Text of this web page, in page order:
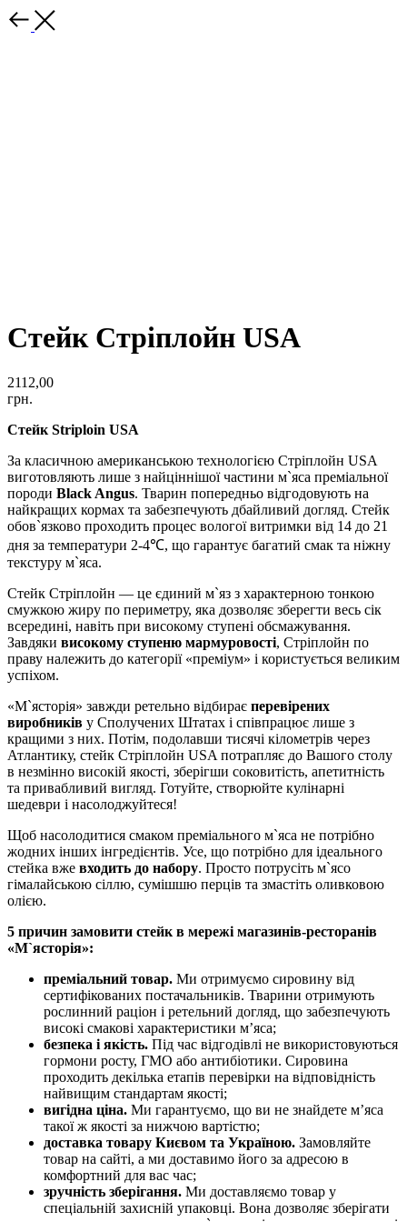
Стейк Стріплойн USA
2112,00
грн.
Стейк Striploin USA
За класичною американською технологією Стріплойн USA
виготовляють лише з найціннішої частини м`яса преміальної
породи Black Angus. Тварин попередньо відгодовують на
найкращих кормах та забезпечують дбайливий догляд. Стейк
обов`язково проходить процес вологої витримки від 14 до 21
дня за температури 2-4℃, що гарантує багатий смак та ніжну
текстуру м`яса.
Стейк Стріплойн — це єдиний м`яз з характерною тонкою
смужкою жиру по периметру, яка дозволяє зберегти весь сік
всередині, навіть при високому ступені обсмажування.
Завдяки високому ступеню мармуровості, Стріплойн по
праву належить до категорії «преміум» і користується великим
успіхом.
«М`ясторія» завжди ретельно відбирає перевірених
виробників у Сполучених Штатах і співпрацює лише з
кращими з них. Потім, подолавши тисячі кілометрів через
Атлантику, стейк Стріплойн USA потрапляє до Вашого столу
в незмінно високій якості, зберігши соковитість, апетитність
та привабливий вигляд. Готуйте, створюйте кулінарні
шедеври і насолоджуйтеся!
Щоб насолодитися смаком преміального м`яса не потрібно
жодних інших інгредієнтів. Усе, що потрібно для ідеального
стейка вже входить до набору. Просто потрусіть м`ясо
гімалайською сіллю, сумішшю перців та змастіть оливковою
олією.
5 причин замовити стейк в мережі магазинів-ресторанів
«М`ясторія»:
преміальний товар. Ми отримуємо сировину від
сертифікованих постачальників. Тварини отримують
рослинний раціон і ретельний догляд, що забезпечують
високі смакові характеристики м’яса;
безпека і якість. Під час відгодівлі не використовуються
гормони росту, ГМО або антибіотики. Сировина
проходить декілька етапів перевірки на відповідність
найвищим стандартам якості;
вигідна ціна. Ми гарантуємо, що ви не знайдете м’яса
такої ж якості за нижчою вартістю;
доставка товару Києвом та Україною. Замовляйте
товар на сайті, а ми доставимо його за адресою в
комфортний для вас час;
зручність зберігання. Ми доставляємо товар у
спеціальній захисній упаковці. Вона дозволяє зберігати